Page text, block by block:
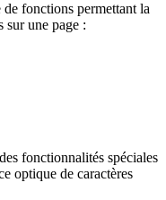
de fonctions permettant la
sur une page :
fonctionnalités spéciales
optique de caractères